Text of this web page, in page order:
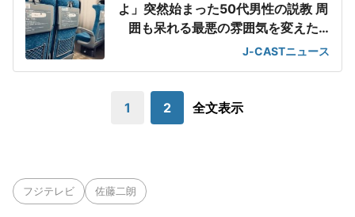
よ」突然始まった50代男性の説教 周
囲も呆れる最悪の雰囲気を変えた
「一喝」J-CASTニュース
1 2 全文表示
フジテレビ 佐藤二朗